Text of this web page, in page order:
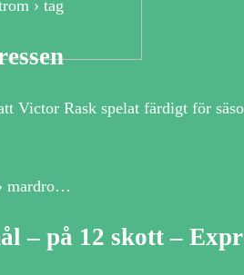
› tag
Victor Rask spelat färdigt för
mardro…
– på 12 skott –